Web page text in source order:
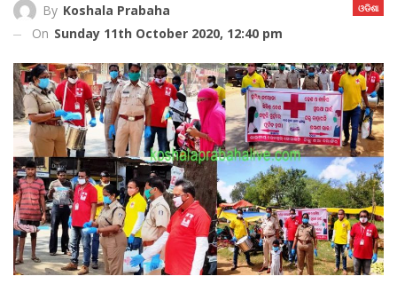
ଓଡିଶା
By Koshala Prabaha
On Sunday 11th October 2020, 12:40 pm